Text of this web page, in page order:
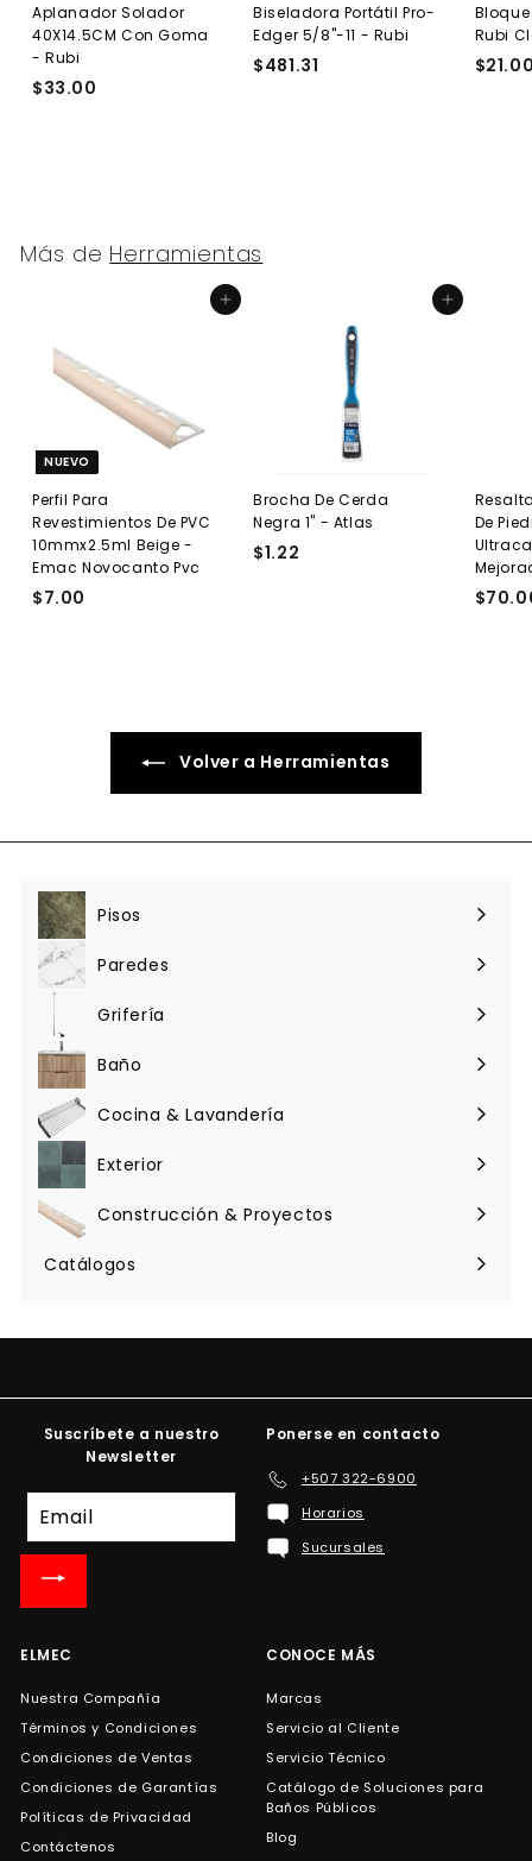
Aplanador Solador
40X14.5CM Con Goma
- Rubi
$33.00
Biseladora Portátil Pro-
Edger 5/8"-11 - Rubi
$481.31
Rubi
Más de Herramientas
Agregar al carrito
NUEVO
Perfil Para
Revestimientos De PVC
10mmx2.5ml Beige -
Emac Novocanto Pvc
$7.00
Agregar al carrito
Brocha De Cerda
Negra 1" - Atlas
$1.22
De
Volver a Herramientas
Pisos
Expandir
menú Paredes
Expandir
Grifería
Expandir
menú Baño
Expandir
menú Cocina & Lavandería
Expandir
Exterior
Expandir
menú Construcción & Proyectos
Expandir
menú
Catálogos
Suscríbete a nuestro
Newsletter
nuestra
lista
Ponerse en contacto
+507 322-6900
Horarios
Sucursales
ELMEC
Nuestra Compañía
Términos y Condiciones
Condiciones de Ventas
Condiciones de Garantías
Políticas de Privacidad
Contáctenos
CONOCE MÁS
Marcas
Servicio al Cliente
Servicio Técnico
Catálogo de Soluciones para
Baños Públicos
Blog